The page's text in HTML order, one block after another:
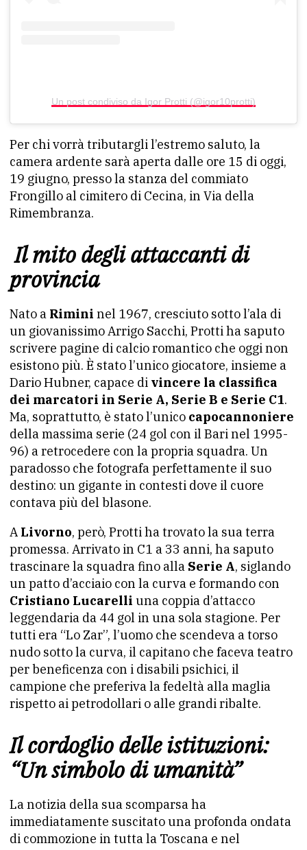
Un post condiviso da Igor Protti (@igor10protti)
Per chi vorrà tributargli l’estremo saluto, la
camera ardente sarà aperta dalle ore 15 di oggi,
19 giugno, presso la stanza del commiato
Frongillo al cimitero di Cecina, in Via della
Rimembranza.
Il mito degli attaccanti di
provincia
Nato a Rimini nel 1967, cresciuto sotto l’ala di
un giovanissimo Arrigo Sacchi, Protti ha saputo
scrivere pagine di calcio romantico che oggi non
esistono più. È stato l’unico giocatore, insieme a
Dario Hubner, capace di vincere la classifica
dei marcatori in Serie A, Serie B e Serie C1.
Ma, soprattutto, è stato l’unico capocannoniere
della massima serie (24 gol con il Bari nel 1995-
96) a retrocedere con la propria squadra. Un
paradosso che fotografa perfettamente il suo
destino: un gigante in contesti dove il cuore
contava più del blasone.
A Livorno, però, Protti ha trovato la sua terra
promessa. Arrivato in C1 a 33 anni, ha saputo
trascinare la squadra fino alla Serie A, siglando
un patto d’acciaio con la curva e formando con
Cristiano Lucarelli una coppia d’attacco
leggendaria da 44 gol in una sola stagione. Per
tutti era “Lo Zar”, l’uomo che scendeva a torso
nudo sotto la curva, il capitano che faceva teatro
per beneficenza con i disabili psichici, il
campione che preferiva la fedeltà alla maglia
rispetto ai petrodollari o alle grandi ribalte.
Il cordoglio delle istituzioni:
“Un simbolo di umanità”
La notizia della sua scomparsa ha
immediatamente suscitato una profonda ondata
di commozione in tutta la Toscana e nel